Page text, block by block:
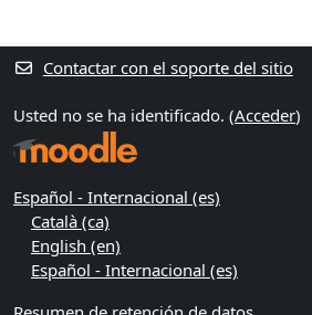
Supplementary blocks
Contactar con el soporte del sitio
Usted no se ha identificado. (Acceder)
Español - Internacional ‎(es)‎
Català ‎(ca)‎
English ‎(en)‎
Español - Internacional ‎(es)‎